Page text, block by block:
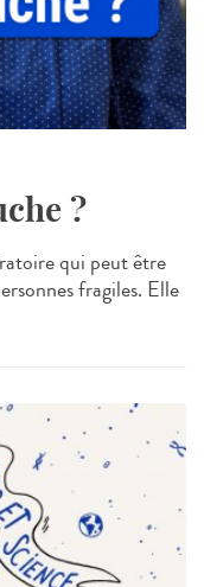
?
qui peut être
fragiles. Elle